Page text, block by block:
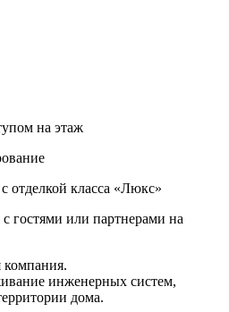
на этаж
класса «Люкс»
гостями или партнерами на
компания.
инженерных систем,
дома.